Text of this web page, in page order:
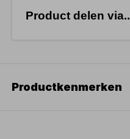
Product delen via..
Productkenmerken